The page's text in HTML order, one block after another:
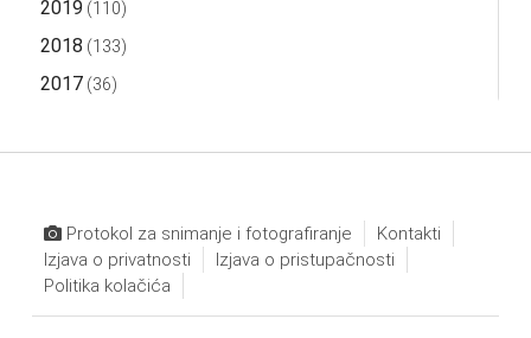
2019 (110)
2018 (133)
2017(36)
Protokol za snimanje i fotografiranje
Kontakti
Izjava o privatnosti
Izjava o pristupačnosti
Politika kolačića